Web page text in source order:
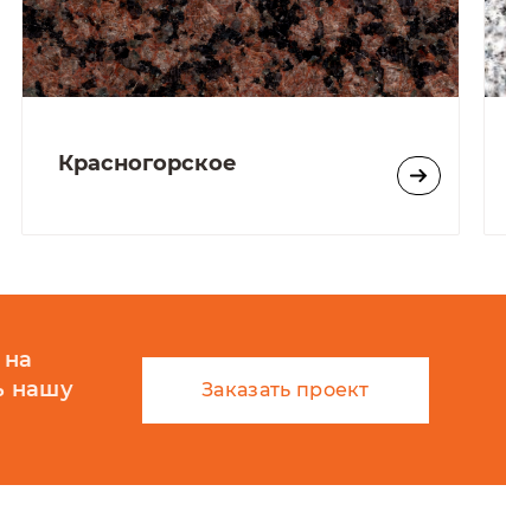
верхнюю и нижнюю поверхности,
колотая гранитная брусчатка из
как фриз или в раскладке для
сечений и поперечное
брусчатки из карандаша: 100х100х60/80/
Красногорское
нашу
Заказать проект